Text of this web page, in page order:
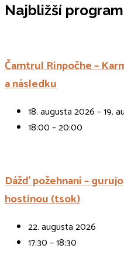
Najbližší program
Čamtrul Rinpočhe –
a následku
18. augusta 2026 – 19.
18:00 – 20:00
Dážď požehnaní –
hostinou (tsok)
22. augusta 2026
17:30 – 18:30